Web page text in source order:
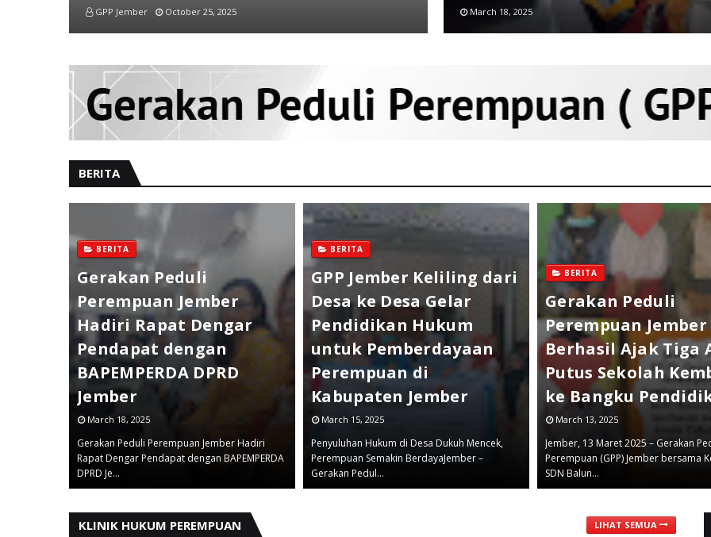
GPP Jember October 25, 2025 March 18, 2025
BERITA
BERITA
Gerakan Peduli
Perempuan Jember
Hadiri Rapat Dengar
Pendapat dengan
BAPEMPERDA DPRD
Jember
March 18, 2025
Gerakan Peduli Perempuan Jember Hadiri
Rapat Dengar Pendapat dengan BAPEMPERDA
DPRD Je…
BERITA
GPP Jember Keliling dari
Desa ke Desa Gelar
Pendidikan Hukum
untuk Pemberdayaan
Perempuan di
Kabupaten Jember
March 15, 2025
Penyuluhan Hukum di Desa Dukuh Mencek,
Perempuan Semakin BerdayaJember –
Gerakan Pedul…
BERITA
Gerakan Peduli
Perempuan Jember
Berhasil Ajak Tiga
Putus Sekolah
ke Bangku
March 13, 2025
Jember, 13 Maret 2025 – Gerakan
Perempuan (GPP) Jember bersama
SDN Balun…
KLINIK HUKUM PEREMPUAN LIHAT SEMUA